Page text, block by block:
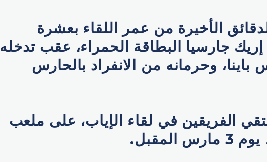
الأخيرة من عمر اللقاء بعشرة
إريك جارسيا البطاقة الحمراء، عقب تدخله
باينا، وحرمانه من الانفراد بالحارس
الفريقين في لقاء الإياب، على ملعب